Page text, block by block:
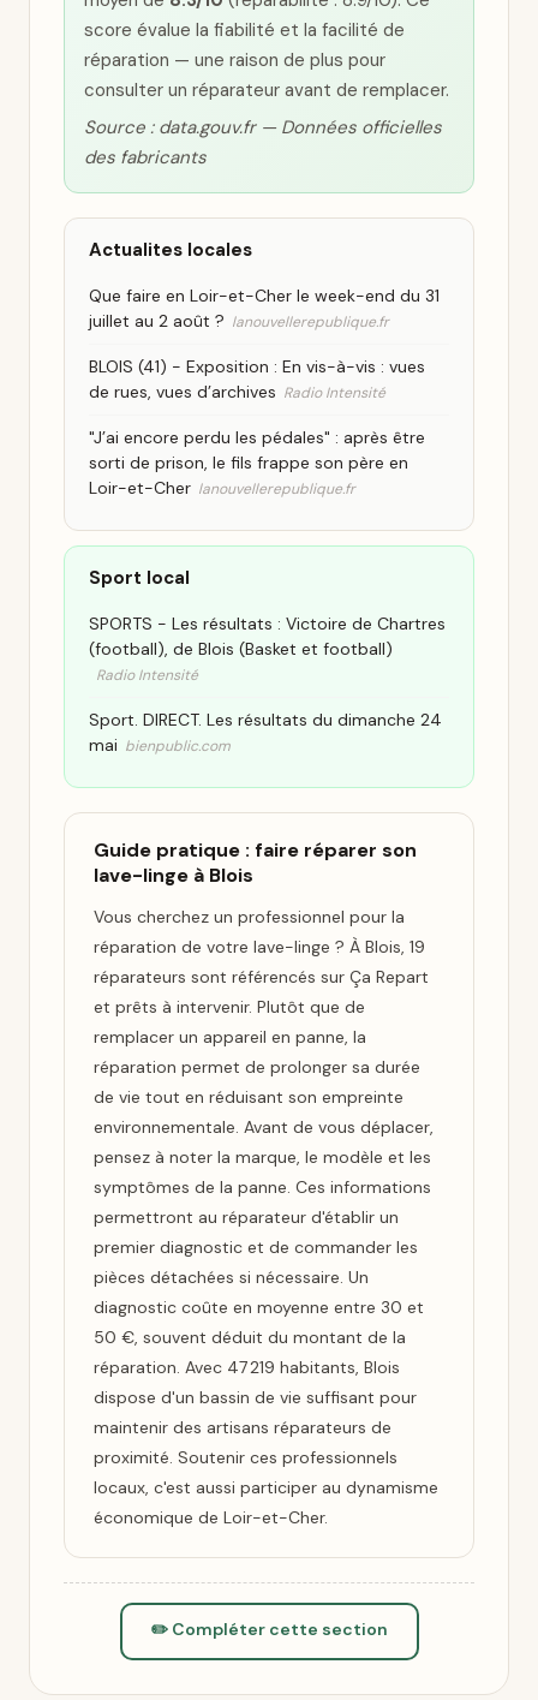
score évalue la fiabilité et la facilité de
réparation — une raison de plus pour
consulter un réparateur avant de remplacer.
Source : data.gouv.fr — Données officielles
des fabricants
Actualites locales
Que faire en Loir-et-Cher le week-end du 31
juillet au 2 août ? lanouvellerepublique.fr
BLOIS (41) - Exposition : En vis-à-vis : vues
de rues, vues d’archives Radio Intensité
"J’ai encore perdu les pédales" : après être
sorti de prison, le fils frappe son père en
Loir-et-Cher lanouvellerepublique.fr
Sport local
SPORTS - Les résultats : Victoire de Chartres
(football), de Blois (Basket et football)
Radio Intensité
Sport. DIRECT. Les résultats du dimanche 24
mai bienpublic.com
Guide pratique : faire réparer son
lave-linge à Blois
Vous cherchez un professionnel pour la
réparation de votre lave-linge ? À Blois, 19
réparateurs sont référencés sur Ça Repart
et prêts à intervenir. Plutôt que de
remplacer un appareil en panne, la
réparation permet de prolonger sa durée
de vie tout en réduisant son empreinte
environnementale. Avant de vous déplacer,
pensez à noter la marque, le modèle et les
symptômes de la panne. Ces informations
permettront au réparateur d'établir un
premier diagnostic et de commander les
pièces détachées si nécessaire. Un
diagnostic coûte en moyenne entre 30 et
50 €, souvent déduit du montant de la
réparation. Avec 47 219 habitants, Blois
dispose d'un bassin de vie suffisant pour
maintenir des artisans réparateurs de
proximité. Soutenir ces professionnels
locaux, c'est aussi participer au dynamisme
économique de Loir-et-Cher.
✏️ Compléter cette section